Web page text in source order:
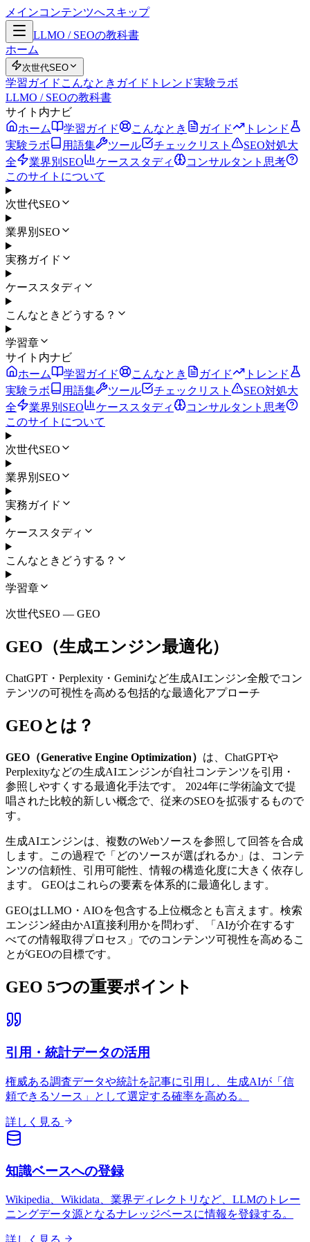
メインコンテンツへスキップ
LLMO / SEOの教科書
ホーム
次世代SEO
学習ガイド こんなとき ガイド トレンド実験ラボ
LLMO / SEOの教科書
サイト内ナビ
ホーム
学習ガイド こんなとき ガイド
トレンド
実験ラボ
用語集 ツール チェックリスト
SEO対処大
全
業界別SEO ケーススタディ
コンサルタント思考
このサイトについて
次世代SEO
業界別SEO
実務ガイド
ケーススタディ
こんなときどうする？
学習章
サイト内ナビ
ホーム
学習ガイド こんなとき ガイド
トレンド
実験ラボ
用語集 ツール チェックリスト
SEO対処大
全
業界別SEO ケーススタディ
コンサルタント思考
このサイトについて
次世代SEO
業界別SEO
実務ガイド
ケーススタディ
こんなときどうする？
学習章
次世代SEO ― GEO
GEO（生成エンジン最適化）
ChatGPT・Perplexity・Geminiなど生成AIエンジン全般でコン
テンツの可視性を高める包括的な最適化アプローチ
GEOとは？
GEO（Generative Engine Optimization） は、ChatGPTや
Perplexityなどの生成AIエンジンが自社コンテンツを引用・
参照しやすくする最適化手法です。 2024年に学術論文で提
唱された比較的新しい概念で、従来のSEOを拡張するもので
す。
生成AIエンジンは、複数のWebソースを参照して回答を合成
します。この過程で「どのソースが選ばれるか」は、コンテ
ンツの信頼性、引用可能性、情報の構造化度に大きく依存し
ます。 GEOはこれらの要素を体系的に最適化します。
GEOはLLMO・AIOを包含する上位概念とも言えます。検索
エンジン経由かAI直接利用かを問わず、「AIが介在するす
べての情報取得プロセス」でのコンテンツ可視性を高めるこ
とがGEOの目標です。
GEO 5つの重要ポイント
引用・統計データの活用
権威ある調査データや統計を記事に引用し、生成AIが「信
頼できるソース」として選定する確率を高める。
詳しく見る
知識ベースへの登録
Wikipedia、Wikidata、業界ディレクトリなど、LLMのトレー
ニングデータ源となるナレッジベースに情報を登録する。